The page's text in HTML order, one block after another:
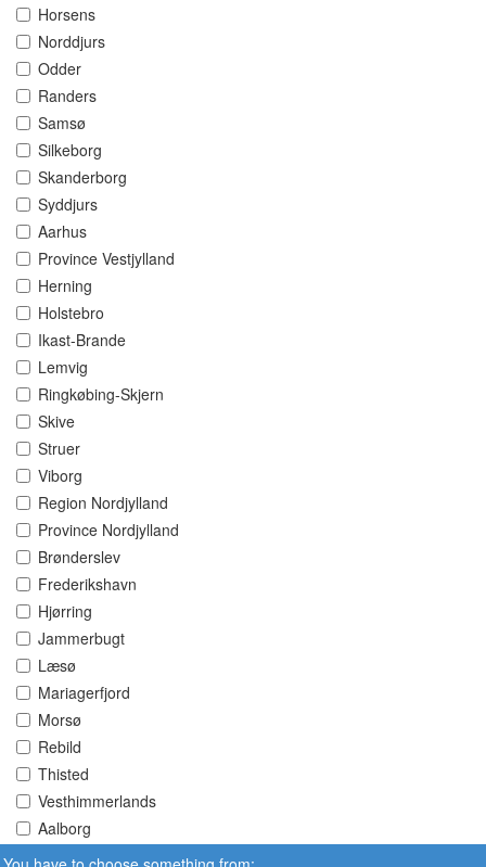
Horsens
Norddjurs
Odder
Randers
Samsø
Silkeborg
Skanderborg
Syddjurs
Aarhus
Province Vestjylland
Herning
Holstebro
Ikast-Brande
Lemvig
Ringkøbing-Skjern
Skive
Struer
Viborg
Region Nordjylland
Province Nordjylland
Brønderslev
Frederikshavn
Hjørring
Jammerbugt
Læsø
Mariagerfjord
Morsø
Rebild
Thisted
Vesthimmerlands
Aalborg